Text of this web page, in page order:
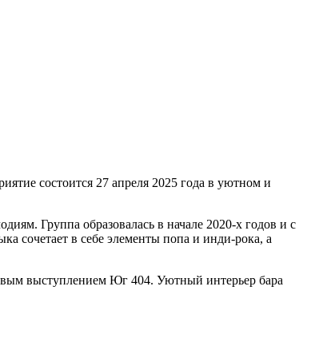
состоится 27 апреля 2025 года в уютном и
Группа образовалась в начале 2020-х годов и с
сочетает в себе элементы попа и инди-рока, а
выступлением Юг 404. Уютный интерьер бара